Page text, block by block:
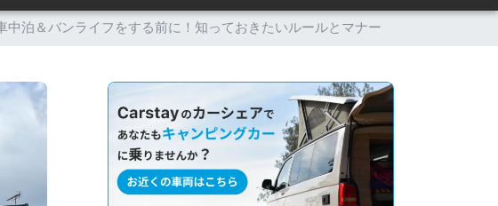
中泊＆バンライフをする前に！知っておきたいルールとマナー